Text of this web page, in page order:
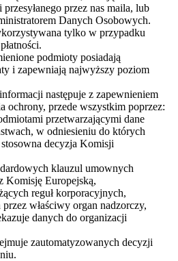
przez nas maila, lub
Danych Osobowych.
tylko w przypadku
podmioty posiadają
i zapewniają najwyższy poziom
następuje z zapewnieniem
ochrony, przede wszystkim poprzez:
przetwarzającymi dane
w odniesieniu do których
stosowna decyzja Komisji
klauzul umownych
Komisję Europejską,
reguł korporacyjnych,
właściwy organ nadzorczy,
danych do organizacji
zautomatyzowanych decyzji